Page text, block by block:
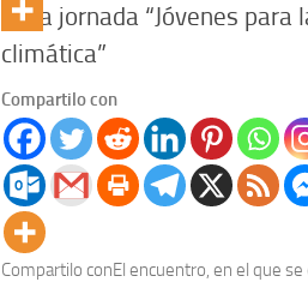
de la jornada “Jóvenes para
climática”
Compartilo con
Compartilo conEl encuentro, en el que